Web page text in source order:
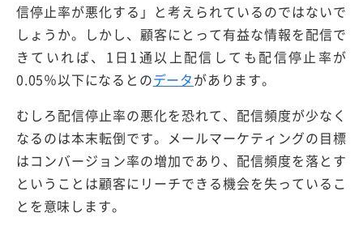
信停止率が悪化する」と考えられているのではないで
しょうか。しかし、顧客にとって有益な情報を配信で
きていれば、1日1通以上配信しても配信停止率が
0.05％以下になるとのデータがあります。
むしろ配信停止率の悪化を恐れて、配信頻度が少なく
なるのは本末転倒です。メールマーケティングの目標
はコンバージョン率の増加であり、配信頻度を落とす
ということは顧客にリーチできる機会を失っているこ
とを意味します。